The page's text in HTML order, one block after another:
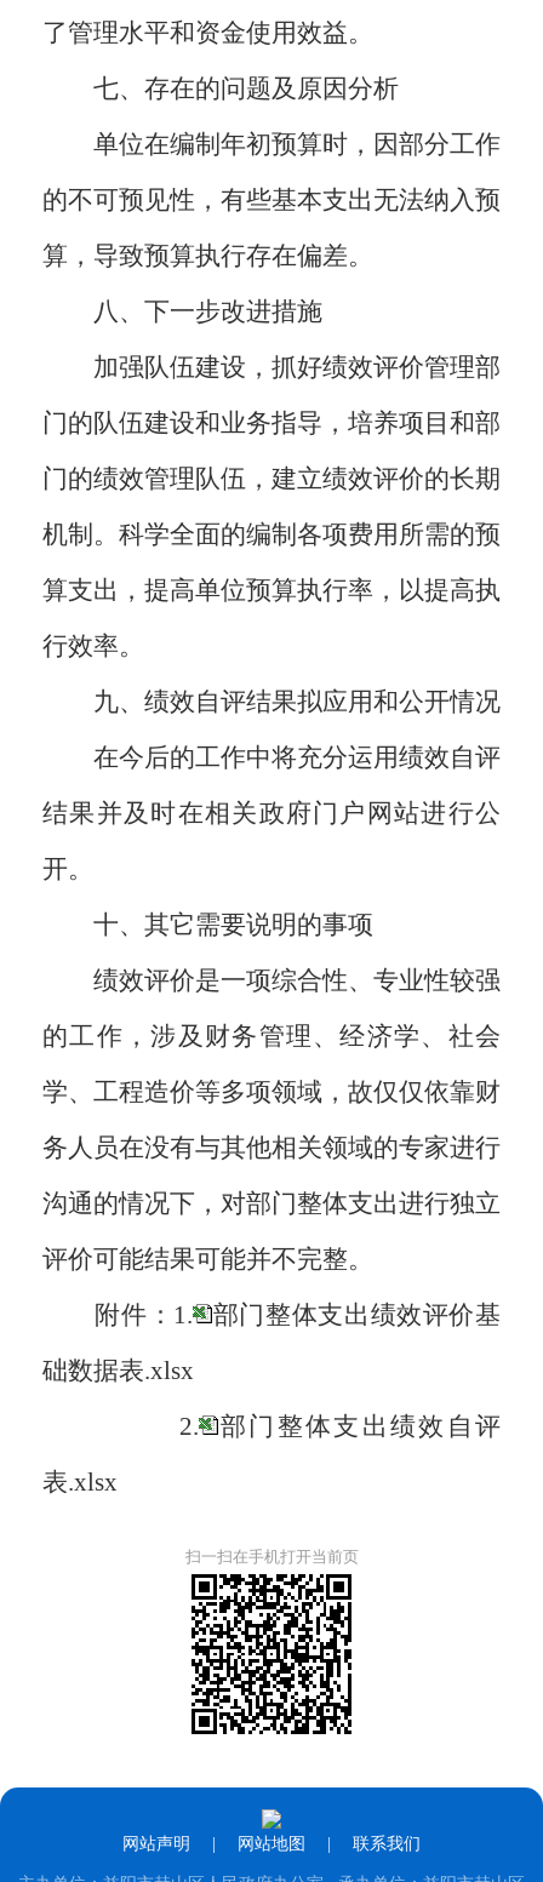
了管理水平和资金使用效益。
七、存在的问题及原因分析
单位在编制年初预算时，因部分工作
的不可预见性，有些基本支出无法纳入预
算，导致预算执行存在偏差。
八、下一步改进措施
加强队伍建设，抓好绩效评价管理部
门的队伍建设和业务指导，培养项目和部
门的绩效管理队伍，建立绩效评价的长期
机制。科学全面的编制各项费用所需的预
算支出，提高单位预算执行率，以提高执
行效率。
九、绩效自评结果拟应用和公开情况
在今后的工作中将充分运用绩效自评
结果并及时在相关政府门户网站进行公
开。
十、其它需要说明的事项
绩效评价是一项综合性、专业性较强
的工作，涉及财务管理、经济学、社会
学、工程造价等多项领域，故仅仅依靠财
务人员在没有与其他相关领域的专家进行
沟通的情况下，对部门整体支出进行独立
评价可能结果可能并不完整。
附件：1.
部门整体支出绩效评价基
础数据表.xlsx
2.
部门整体支出绩效自评
表.xlsx
扫一扫在手机打开当前页
网站声明 网站地图 联系我们